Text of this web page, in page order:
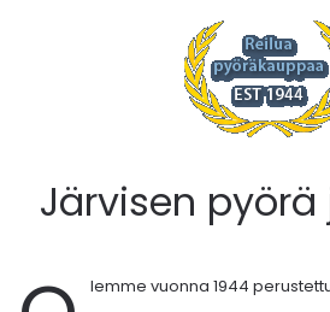
Järvisen pyörä
lemme vuonna 1944